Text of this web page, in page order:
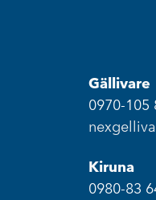
Gällivare
0970-105
Kiruna
0980-83